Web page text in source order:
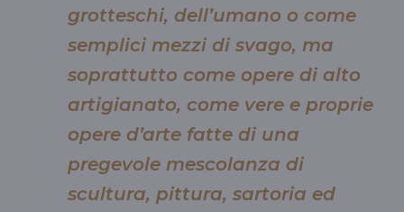
grotteschi, dell’umano o come
semplici mezzi di svago, ma
soprattutto come opere di alto
artigianato, come vere e proprie
opere d’arte fatte di una
pregevole mescolanza di
scultura, pittura, sartoria ed